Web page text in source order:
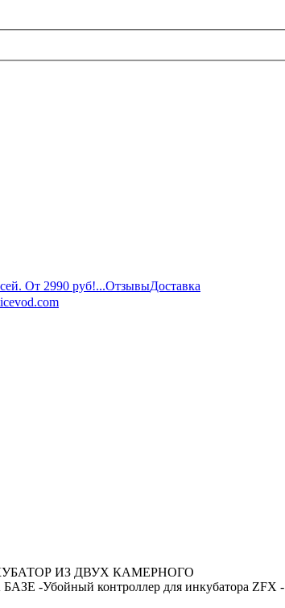
От 2990 руб!...ОтзывыДоставка
ИЗ ДВУХ КАМЕРНОГО
контроллер для инкубатора ZFX -